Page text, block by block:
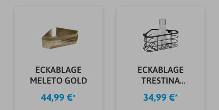
ECKABLAGE
MELETO GOLD
44,99 €*
ECKABLAGE
TRESTINA
SCHWARZ
34,99 €*